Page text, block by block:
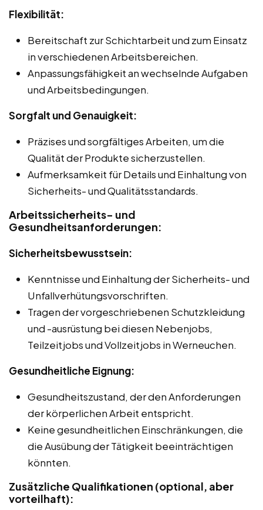
Flexibilität:
Bereitschaft zur Schichtarbeit und zum Einsatz
in verschiedenen Arbeitsbereichen.
Anpassungsfähigkeit an wechselnde Aufgaben
und Arbeitsbedingungen.
Sorgfalt und Genauigkeit:
Präzises und sorgfältiges Arbeiten, um die
Qualität der Produkte sicherzustellen.
Aufmerksamkeit für Details und Einhaltung von
Sicherheits- und Qualitätsstandards.
Arbeitssicherheits- und
Gesundheitsanforderungen:
Sicherheitsbewusstsein:
Kenntnisse und Einhaltung der Sicherheits- und
Unfallverhütungsvorschriften.
Tragen der vorgeschriebenen Schutzkleidung
und -ausrüstung bei diesen Nebenjobs,
Teilzeitjobs und Vollzeitjobs in Werneuchen.
Gesundheitliche Eignung:
Gesundheitszustand, der den Anforderungen
der körperlichen Arbeit entspricht.
Keine gesundheitlichen Einschränkungen, die
die Ausübung der Tätigkeit beeinträchtigen
könnten.
Zusätzliche Qualifikationen (optional, aber
vorteilhaft):